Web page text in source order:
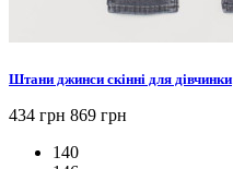
Штани джинси скінні для дівчинки
434 грн 869 грн
140